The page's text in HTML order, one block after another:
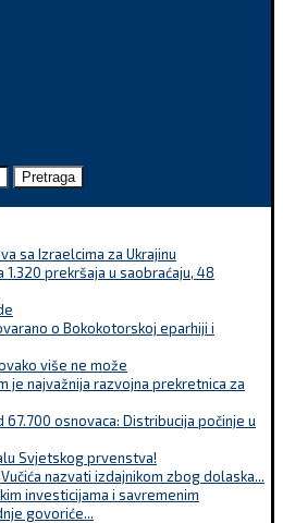
Pretraga
sa Izraelcima za Ukrajinu
prekršaja u saobraćaju, 48
o Bokokotorskoj eparhiji i
više ne može
je najvažnija razvojna prekretnica za
osnovaca: Distribucija počinje u
Svjetskog prvenstva!
nazvati izdajnikom zbog dolaska...
investicijama i savremenim
govoriće...